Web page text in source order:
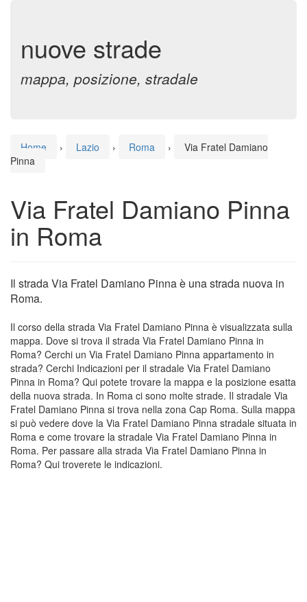
nuove strade
mappa, posizione, stradale
Home › Lazio › Roma ›
Via Fratel Damiano
Pinna
Via Fratel Damiano Pinna
in Roma
Il strada Via Fratel Damiano Pinna è una strada nuova in
Roma.
Il corso della strada Via Fratel Damiano Pinna è visualizzata sulla
mappa. Dove si trova il strada Via Fratel Damiano Pinna in
Roma? Cerchi un Via Fratel Damiano Pinna appartamento in
strada? Cerchi Indicazioni per il stradale Via Fratel Damiano
Pinna in Roma? Qui potete trovare la mappa e la posizione esatta
della nuova strada. In Roma ci sono molte strade. Il stradale Via
Fratel Damiano Pinna si trova nella zona Cap Roma. Sulla mappa
si può vedere dove la Via Fratel Damiano Pinna stradale situata in
Roma e come trovare la stradale Via Fratel Damiano Pinna in
Roma. Per passare alla strada Via Fratel Damiano Pinna in
Roma? Qui troverete le indicazioni.